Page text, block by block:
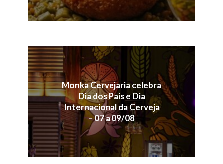
Monka Cervejaria celebra
Dia dos Pais e Dia
Internacional da Cerveja
– 07 a 09/08